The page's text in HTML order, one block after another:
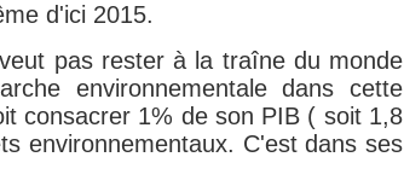
d'ici 2015.
pas rester à la traîne du monde
environnementale dans cette
consacrer 1% de son PIB ( soit 1,8
environnementaux. C'est dans ses